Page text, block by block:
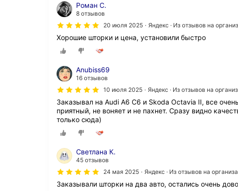
Роман С.
8 отзывов
20 июля 2025
Яндекс · Из отзывов на
Хорошие шторки и цена, установили быстро
Anubiss69
16 отзывов
10 июля 2025
Яндекс · Из отзывов на
Заказывал на Audi A6 C6 и Skoda Octavia II, все
приятный, не воняет и не пахнет. Сразу видно
только сюда)
Светлана К.
45 отзывов
24 мая 2025
Яндекс · Из отзывов на
Заказывали шторки на два авто, остались очень